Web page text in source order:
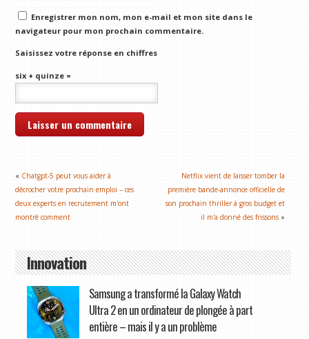
Enregistrer mon nom, mon e-mail et mon site dans le
navigateur pour mon prochain commentaire.
Saisissez votre réponse en chiffres
six + quinze =
« Chatgpt-5 peut vous aider à
décrocher votre prochain emploi – ces
deux experts en recrutement m'ont
montré comment
Netflix vient de laisser tomber la
première bande-annonce officielle de
son prochain thriller à gros budget et
il m'a donné des frissons »
Innovation
Samsung a transformé la Galaxy Watch
Ultra 2 en un ordinateur de plongée à part
entière – mais il y a un problème